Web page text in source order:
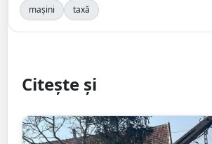
mașini taxă
Citește și